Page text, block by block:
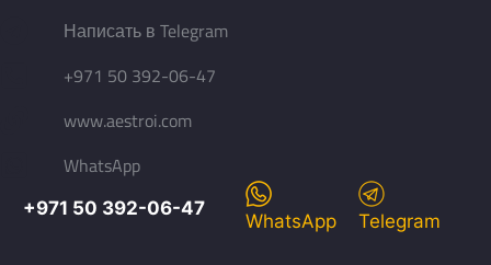
Написать в Telegram
+971 50 392-06-47
www.aestroi.com
WhatsApp
+971 50 392-06-47
WhatsApp Telegram